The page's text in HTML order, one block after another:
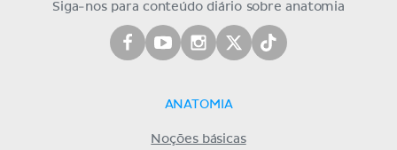
Siga-nos para conteúdo diário sobre anatomia
ANATOMIA
Noções básicas